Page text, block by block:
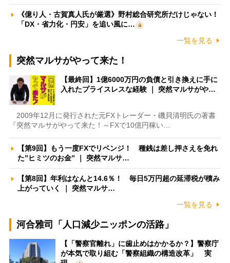
《億り人・古賀真人氏が厳選》野村総合研究所だけじゃない！
「DX・省力化・円安」を追い風に…
一覧を見る
突然マルサがやって来た！
【最終回】1億6000万円の負債と引き換えに手に
入れたプライスレスな経験 ｜ 突然マルサがや…
2009年12月に発行された元FXトレーダー・磯貝清明氏の著書
『突然マルサがやって来た！～FXで10億円稼い…
【第9回】もう一度FXでリベンジ！ 種銭は差し押さえを免れ
た”ヒミツのお金” ｜ 突然マルサ…
【第8回】年利はなんと14.6％！ 毎日5万円超の延滞税が積み
上がっていく ｜ 突然マルサ…
一覧を見る
河合雅司「人口減少ニッポンの活路」
【「警察官離れ」に歯止めはかかるか？】警察庁
が本気で取り組む「警察組織の構造改革」 実